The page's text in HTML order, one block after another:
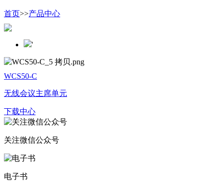
首页>>产品中心
'
WCS50-C
无线会议主席单元
下载中心
关注微信公众号
电子书